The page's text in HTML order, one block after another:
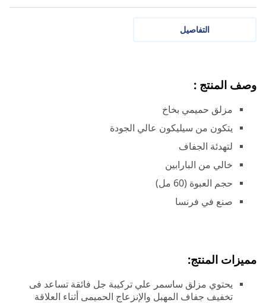
التفاصيل
وصف المنتج :
مزلق حميمي بخاخ
يتكون من سيليكون عالي الجودة
لتهدئة الجفاف
خالي من البارابين
حجم العبوة (60 مل)
صنع في فرنسا
مميزات المنتج:
يحتوي مزلق ساسمر علي تركيبة جل فائقة تساعد فى
تخفيف جفاف المهبل والإنزعاج الحميمى أثناء العلاقة